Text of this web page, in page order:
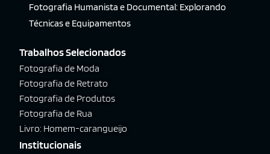
Fotografia Humanista e Documental: Explorando
Técnicas e Equipamentos
Trabalhos Selecionados
Fotografia de Moda
Fotografia de Retrato
Fotografia de Produtos
Fotografia de Rua
Livro: Homem-carangueijo
Institucionais